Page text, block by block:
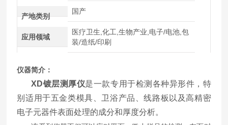
产地类别
国产
应用领域
医疗卫生,化工,生物产业,电子/电池,包
装/造纸/印刷
仪器简介：
XD镀层测厚仪是一款专用于检测各种异形件，特
别适用于五金类模具、卫浴产品、线路板以及高精密
电子元器件表面处理的成分和厚度分析。